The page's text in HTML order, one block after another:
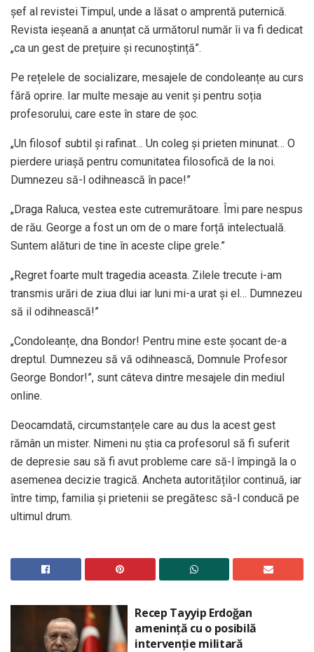
șef al revistei Timpul, unde a lăsat o amprentă puternică.
Revista ieșeană a anunțat că următorul număr îi va fi dedicat
„ca un gest de prețuire și recunoștință”.
Pe rețelele de socializare, mesajele de condoleanțe au curs
fără oprire. Iar multe mesaje au venit și pentru soția
profesorului, care este în stare de șoc.
„Un filosof subtil și rafinat… Un coleg și prieten minunat… O
pierdere uriașă pentru comunitatea filosofică de la noi.
Dumnezeu să-l odihnească în pace!”
„Draga Raluca, vestea este cutremurătoare. Îmi pare nespus
de rău. George a fost un om de o mare forță intelectuală.
Suntem alături de tine în aceste clipe grele.”
„Regret foarte mult tragedia aceasta. Zilele trecute i-am
transmis urări de ziua dlui iar luni mi-a urat și el… Dumnezeu
să il odihnească!”
„Condoleanțe, dna Bondor! Pentru mine este șocant de-a
dreptul. Dumnezeu să vă odihnească, Domnule Profesor
George Bondor!”, sunt câteva dintre mesajele din mediul
online.
Deocamdată, circumstanțele care au dus la acest gest
rămân un mister. Nimeni nu știa ca profesorul să fi suferit
de depresie sau să fi avut probleme care să-l împingă la o
asemenea decizie tragică. Ancheta autorităților continuă, iar
între timp, familia și prietenii se pregătesc să-l conducă pe
ultimul drum.
Recep Tayyip Erdoğan
amenință cu o posibilă
intervenție militară